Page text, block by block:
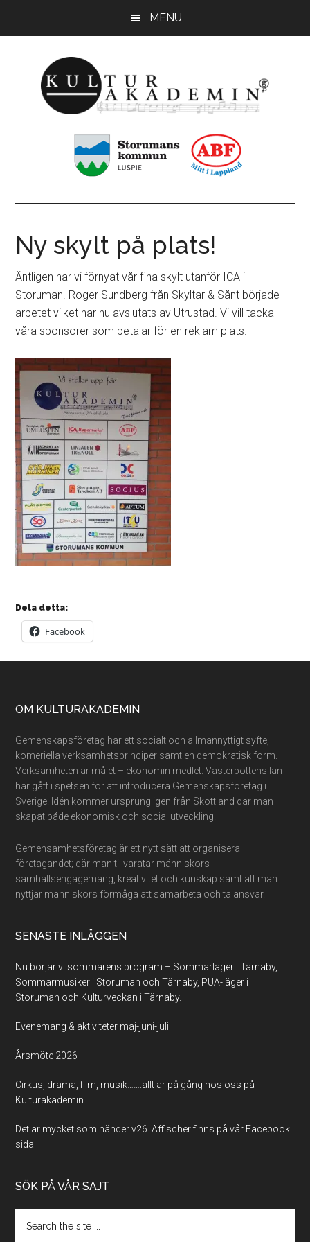
MENU
KulturAkademin
Ny skylt på plats!
Äntligen har vi förnyat vår fina skylt utanför ICA i
Storuman. Roger Sundberg från Skyltar & Sånt började
arbetet vilket har nu avslutats av Utrustad. Vi vill tacka
våra sponsorer som betalar för en reklam plats.
Dela detta:
Facebook
Footer
OM KULTURAKADEMIN
Gemenskapsföretag har ett socialt och allmännyttigt syfte,
komeriella verksamhetsprinciper samt en demokratisk form.
Verksamheten är målet – ekonomin medlet. Västerbottens län
har gått i spetsen för att introducera Gemenskapsföretag i
Sverige. Idén kommer ursprungligen från Skottland där man
skapat både ekonomisk och social utveckling.
Gemensamhetsföretag är ett nytt sätt att organisera
företagandet; där man tillvaratar människors
samhällsengagemang, kreativitet och kunskap samt att man
nyttjar människors förmåga att samarbeta och ta ansvar.
SENASTE INLÄGGEN
Nu börjar vi sommarens program – Sommarläger i Tärnaby,
Sommarmusiker i Storuman och Tärnaby, PUA-läger i
Storuman och Kulturveckan i Tärnaby.
Evenemang & aktiviteter maj-juni-juli
Årsmöte 2026
Cirkus, drama, film, musik…….allt är på gång hos oss på
Kulturakademin.
Det är mycket som händer v26. Affischer finns på vår Facebook
sida
SÖK PÅ VÅR SAJT
the